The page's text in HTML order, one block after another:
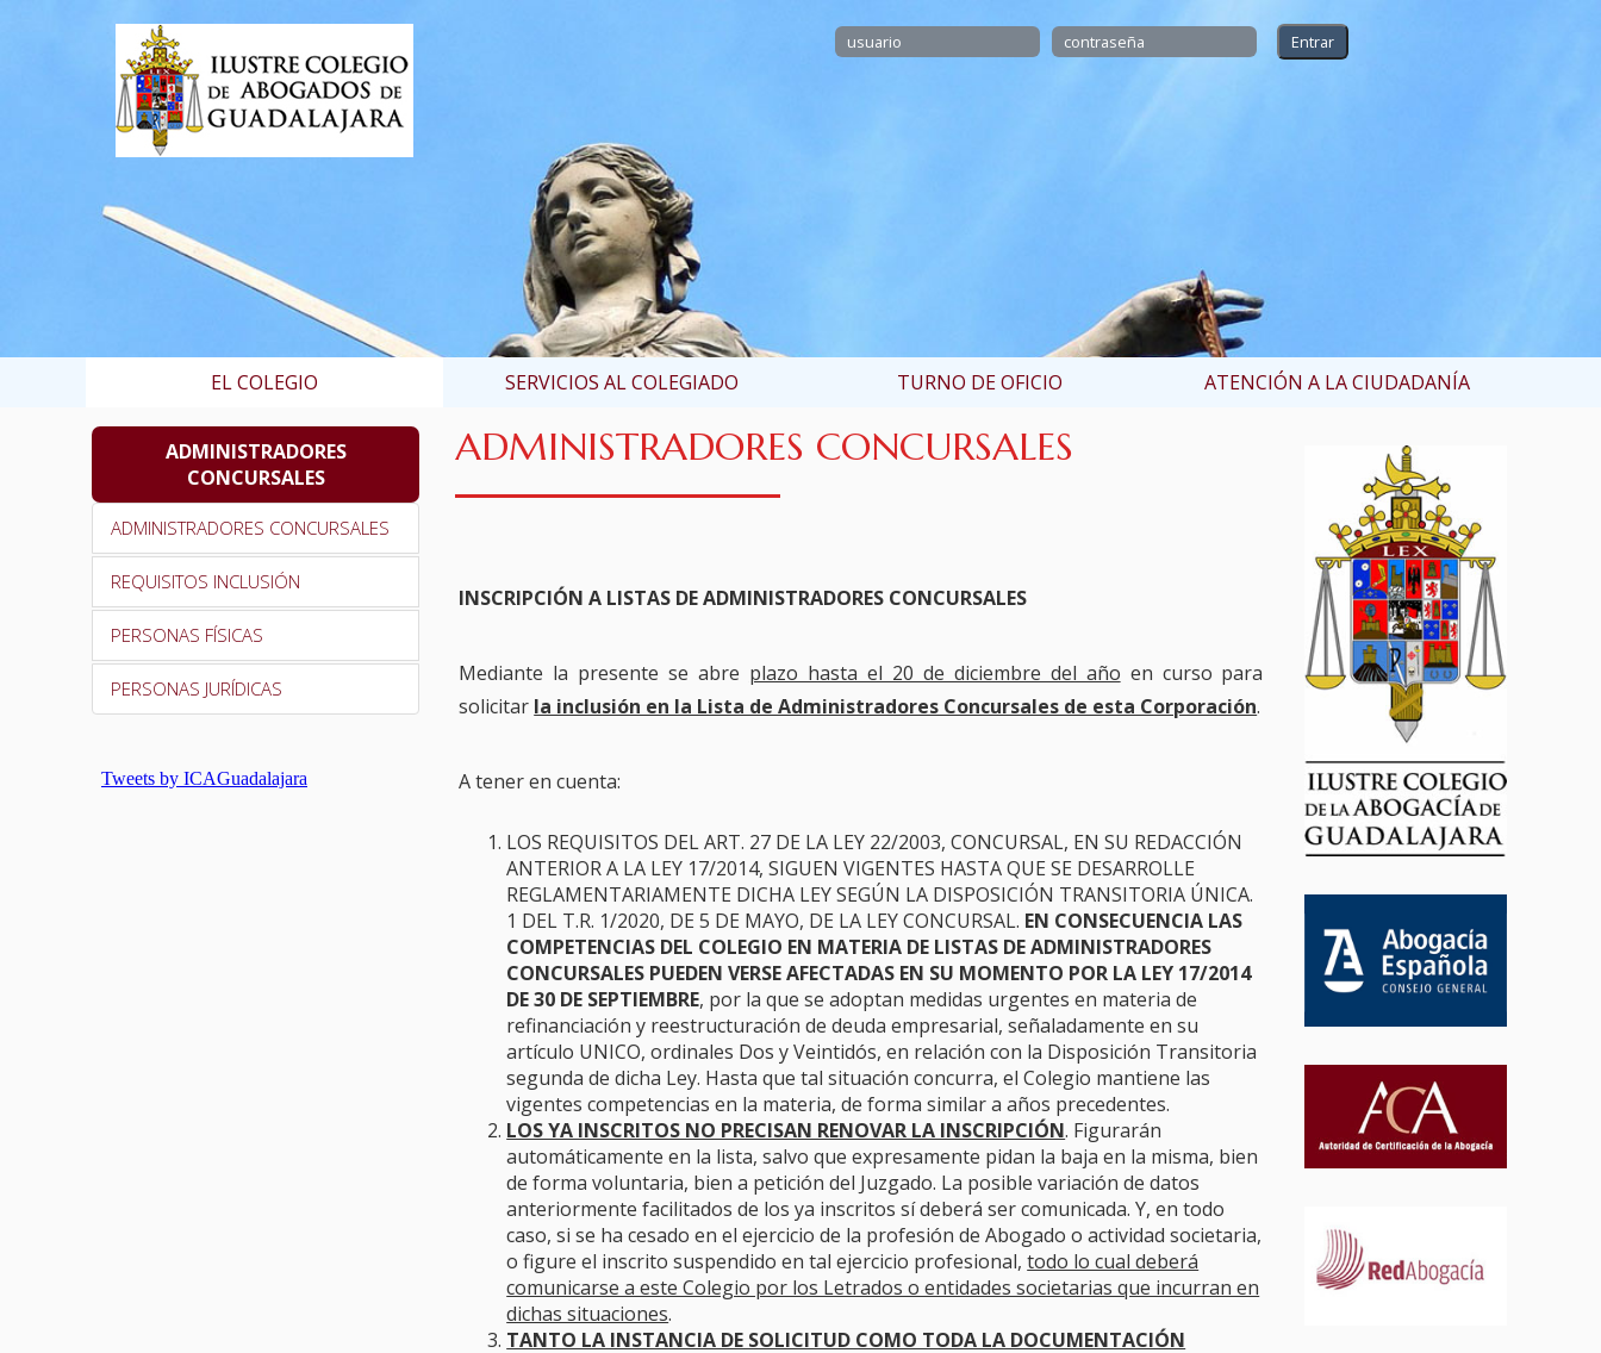
EL COLEGIO SERVICIOS AL COLEGIADO TURNO DE OFICIO ATENCIÓN A LA CIUDADANÍA
ADMINISTRADORES
CONCURSALES
ADMINISTRADORES CONCURSALES
REQUISITOS INCLUSIÓN
PERSONAS FÍSICAS
PERSONAS JURÍDICAS
ADMINISTRADORES CONCURSALES
INSCRIPCIÓN A LISTAS DE ADMINISTRADORES CONCURSALES
Mediante la presente se abre plazo hasta el 20 de diciembre del año en curso para
solicitar la inclusión en la Lista de Administradores Concursales de esta Corporación.
A tener en cuenta:
LOS REQUISITOS DEL ART. 27 DE LA LEY 22/2003, CONCURSAL, EN SU REDACCIÓN
ANTERIOR A LA LEY 17/2014, SIGUEN VIGENTES HASTA QUE SE DESARROLLE
REGLAMENTARIAMENTE DICHA LEY SEGÚN LA DISPOSICIÓN TRANSITORIA ÚNICA.
1 DEL T.R. 1/2020, DE 5 DE MAYO, DE LA LEY CONCURSAL. EN CONSECUENCIA LAS
COMPETENCIAS DEL COLEGIO EN MATERIA DE LISTAS DE ADMINISTRADORES
CONCURSALES PUEDEN VERSE AFECTADAS EN SU MOMENTO POR LA LEY 17/2014
DE 30 DE SEPTIEMBRE, por la que se adoptan medidas urgentes en materia de
refinanciación y reestructuración de deuda empresarial, señaladamente en su
artículo UNICO, ordinales Dos y Veintidós, en relación con la Disposición Transitoria
segunda de dicha Ley. Hasta que tal situación concurra, el Colegio mantiene las
vigentes competencias en la materia, de forma similar a años precedentes.
LOS YA INSCRITOS NO PRECISAN RENOVAR LA INSCRIPCIÓN. Figurarán
automáticamente en la lista, salvo que expresamente pidan la baja en la misma, bien
de forma voluntaria, bien a petición del Juzgado. La posible variación de datos
anteriormente facilitados de los ya inscritos sí deberá ser comunicada. Y, en todo
caso, si se ha cesado en el ejercicio de la profesión de Abogado o actividad societaria,
o figure el inscrito suspendido en tal ejercicio profesional,todo lo cual deberá
comunicarse a este Colegio por los Letrados o entidades societarias que incurran en
dichas situaciones.
TANTO LA INSTANCIA DE SOLICITUD COMO TODA LA DOCUMENTACIÓN